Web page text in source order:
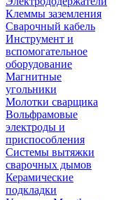
Клеммы заземления
Сварочный кабель
Инструмент и
вспомогательное
оборудование
Магнитные
угольники
Молотки сварщика
Вольфрамовые
электроды и
приспособления
Системы вытяжки
сварочных дымов
Керамические
подкладки